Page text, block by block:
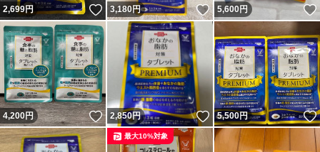
2,699円 いいね！
3,180円 いいね！
5,600円
4,200円 いいね！
2,850円 いいね！
5,500円
最大10%対象